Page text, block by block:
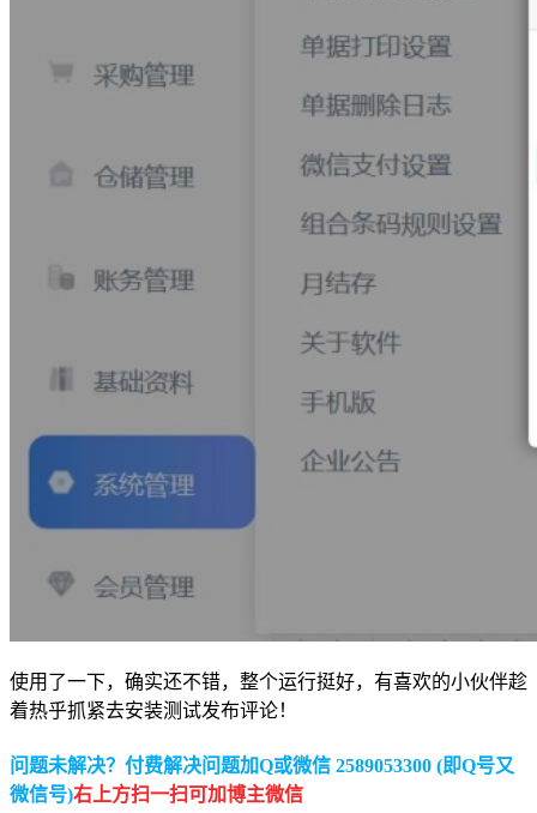
使用了一下，确实还不错，整个运行挺好，有喜欢的小伙伴趁
着热乎抓紧去安装测试发布评论！
问题未解决？付费解决问题加Q或微信 2589053300 (即Q号又
微信号)右上方扫一扫可加博主微信